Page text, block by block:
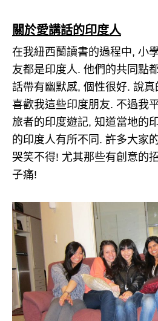
關於愛講話的印度人
在我紐西蘭讀書的過程中, 小
友都是印度人. 他們的共同點
話帶有幽默感, 個性很好. 說
喜歡我這些印度朋友. 不過我
旅者的印度遊記, 知道當地的
的印度人有所不同. 許多大家
哭笑不得! 尤其那些有創意的
子痛!